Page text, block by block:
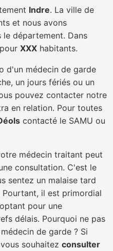
Indre. La ville de
et nous avons
le département. Dans
XXX habitants.
d'un médecin de garde
un jours fériés ou un
pouvez contacter notre
en relation. Pour toutes
contacté le SAMU ou
médecin traitant peut
consultation. C'est le
sentez un malaise tard
il est primordial
pour une
délais. Pourquoi ne pas
de garde ? Si
souhaitez consulter